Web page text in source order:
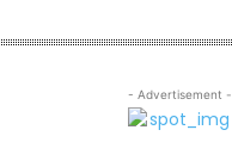
- Advertisement -